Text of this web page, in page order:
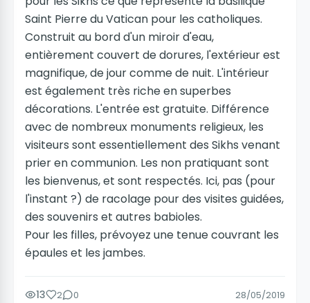
Saint Pierre du Vatican pour les catholiques.
Construit au bord d'un miroir d'eau,
entièrement couvert de dorures, l'extérieur est
magnifique, de jour comme de nuit. L'intérieur
est également très riche en superbes
décorations. L'entrée est gratuite. Différence
avec de nombreux monuments religieux, les
visiteurs sont essentiellement des Sikhs venant
prier en communion. Les non pratiquant sont
les bienvenus, et sont respectés. Ici, pas (pour
l'instant ?) de racolage pour des visites guidées,
des souvenirs et autres babioles.
Pour les filles, prévoyez une tenue couvrant les
épaules et les jambes.
13 2 0 28/05/2019